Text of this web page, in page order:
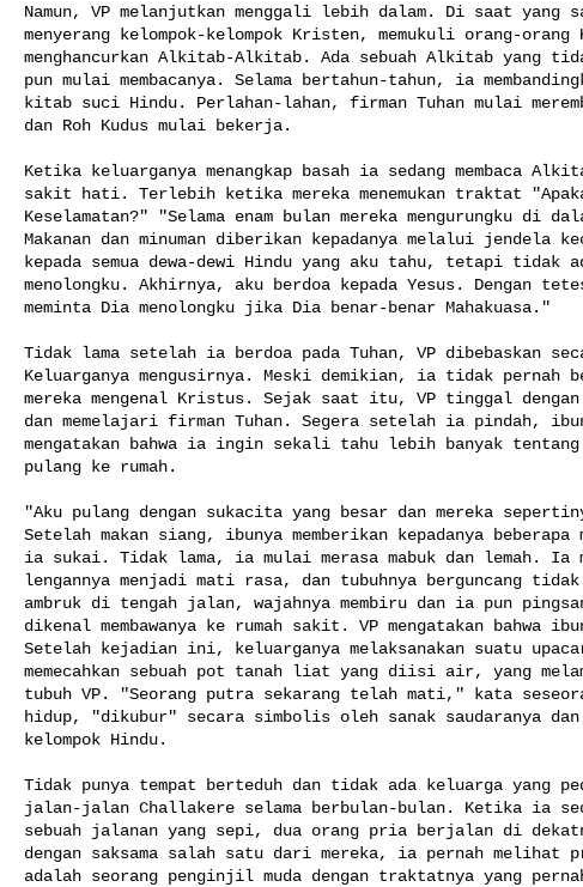
Namun, VP melanjutkan menggali lebih dalam. Di saat yang
menyerang kelompok-kelompok Kristen, memukuli orang-
menghancurkan Alkitab-Alkitab. Ada sebuah Alkitab yang
pun mulai membacanya. Selama bertahun-tahun, ia
kitab suci Hindu. Perlahan-lahan, firman Tuhan mulai
dan Roh Kudus mulai bekerja.
Ketika keluarganya menangkap basah ia sedang membaca
sakit hati. Terlebih ketika mereka menemukan traktat
Keselamatan?" "Selama enam bulan mereka mengurungku di
Makanan dan minuman diberikan kepadanya melalui jendela
kepada semua dewa-dewi Hindu yang aku tahu, tetapi tidak
menolongku. Akhirnya, aku berdoa kepada Yesus. Dengan
meminta Dia menolongku jika Dia benar-benar Mahakuasa."
Tidak lama setelah ia berdoa pada Tuhan, VP dibebaskan
Keluarganya mengusirnya. Meski demikian, ia tidak pernah
mereka mengenal Kristus. Sejak saat itu, VP tinggal
dan memelajari firman Tuhan. Segera setelah ia pindah,
mengatakan bahwa ia ingin sekali tahu lebih banyak tentang
pulang ke rumah.
"Aku pulang dengan sukacita yang besar dan mereka
Setelah makan siang, ibunya memberikan kepadanya beberapa
ia sukai. Tidak lama, ia mulai merasa mabuk dan lemah. Ia
lengannya menjadi mati rasa, dan tubuhnya berguncang
ambruk di tengah jalan, wajahnya membiru dan ia pun
dikenal membawanya ke rumah sakit. VP mengatakan bahwa
Setelah kejadian ini, keluarganya melaksanakan suatu
memecahkan sebuah pot tanah liat yang diisi air, yang
tubuh VP. "Seorang putra sekarang telah mati," kata
hidup, "dikubur" secara simbolis oleh sanak saudaranya
kelompok Hindu.
Tidak punya tempat berteduh dan tidak ada keluarga yang
jalan-jalan Challakere selama berbulan-bulan. Ketika ia
sebuah jalanan yang sepi, dua orang pria berjalan di
dengan saksama salah satu dari mereka, ia pernah
adalah seorang penginjil muda dengan traktatnya yang